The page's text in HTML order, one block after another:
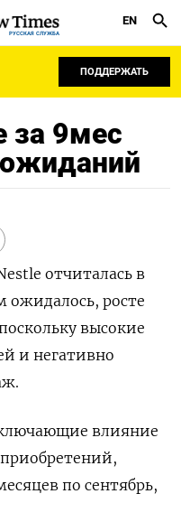
РУССКАЯ СЛУЖБА
EN
ПОДДЕРЖАТЬ
за 9мес
отчиталась в
ожидалось, росте
высокие
и негативно
влияние
по сентябрь,